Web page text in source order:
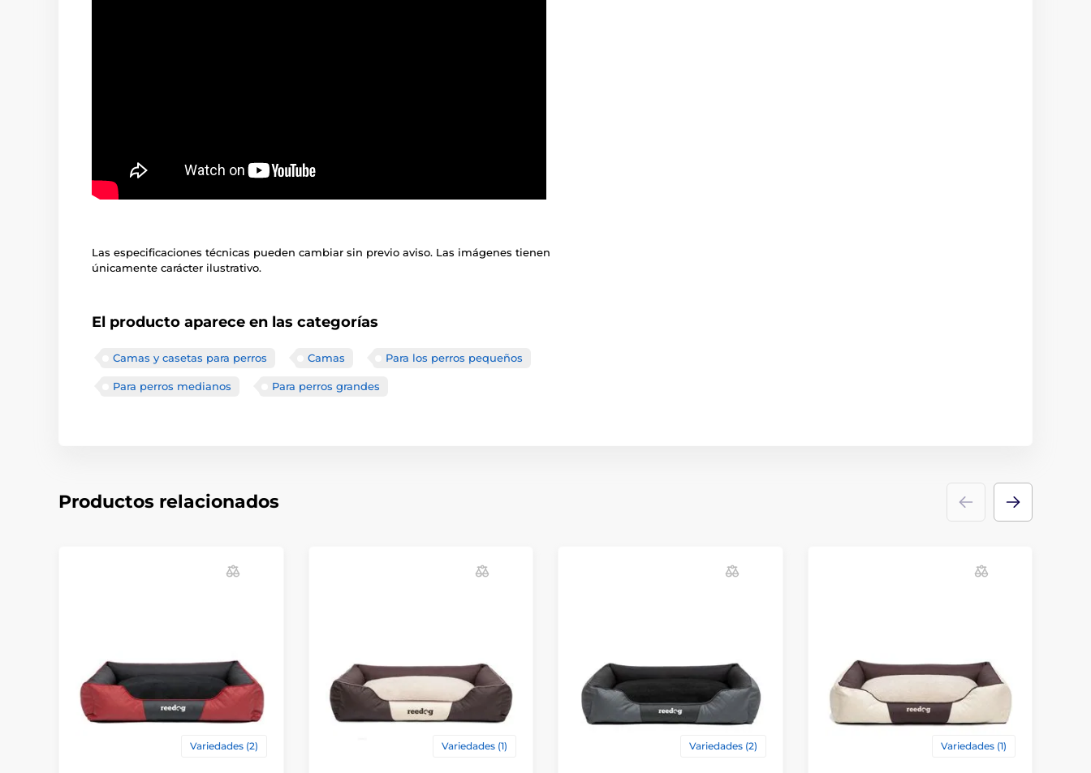
Las especificaciones técnicas pueden cambiar sin previo aviso. Las imágenes tienen
únicamente carácter ilustrativo.
El producto aparece en las categorías
Camas y casetas para perros Camas Para los perros pequeños
Para perros medianos Para perros grandes
Productos relacionados
Variedades (2) Variedades (1) Variedades (2) Variedades (1)